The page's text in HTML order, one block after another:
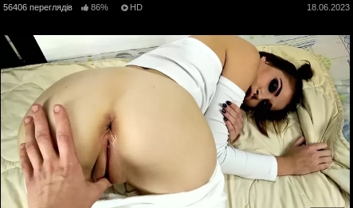
56406 переглядів 86% HD 18.06.2023